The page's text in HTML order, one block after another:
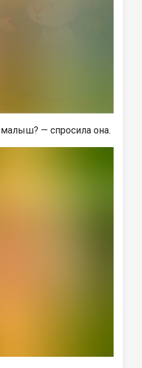
— спросила она.